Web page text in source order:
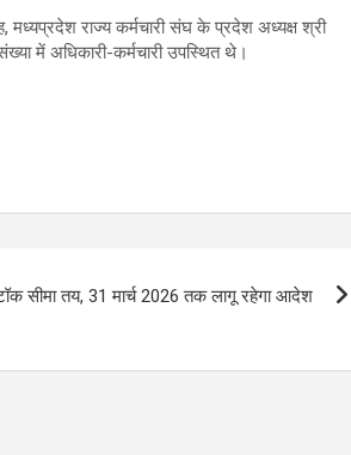
राज्य कर्मचारी संघ के प्रदेश अध्यक्ष श्री
में अधिकारी-कर्मचारी उपस्थित थे।
सीमा तय, 31 मार्च 2026 तक लागू रहेगा आदेश